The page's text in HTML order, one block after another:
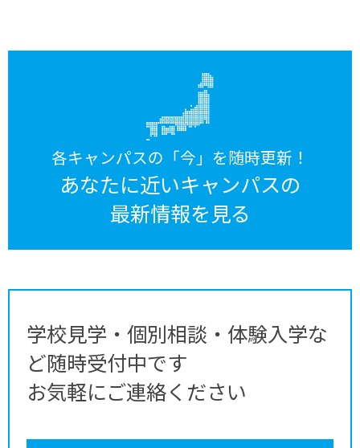
各キャンパスの「今」を随時更新！
あなたに近いキャンパスの
最新情報を見る
学校見学・個別相談・体験入学な
ど随時受付中です
お気軽にご連絡ください